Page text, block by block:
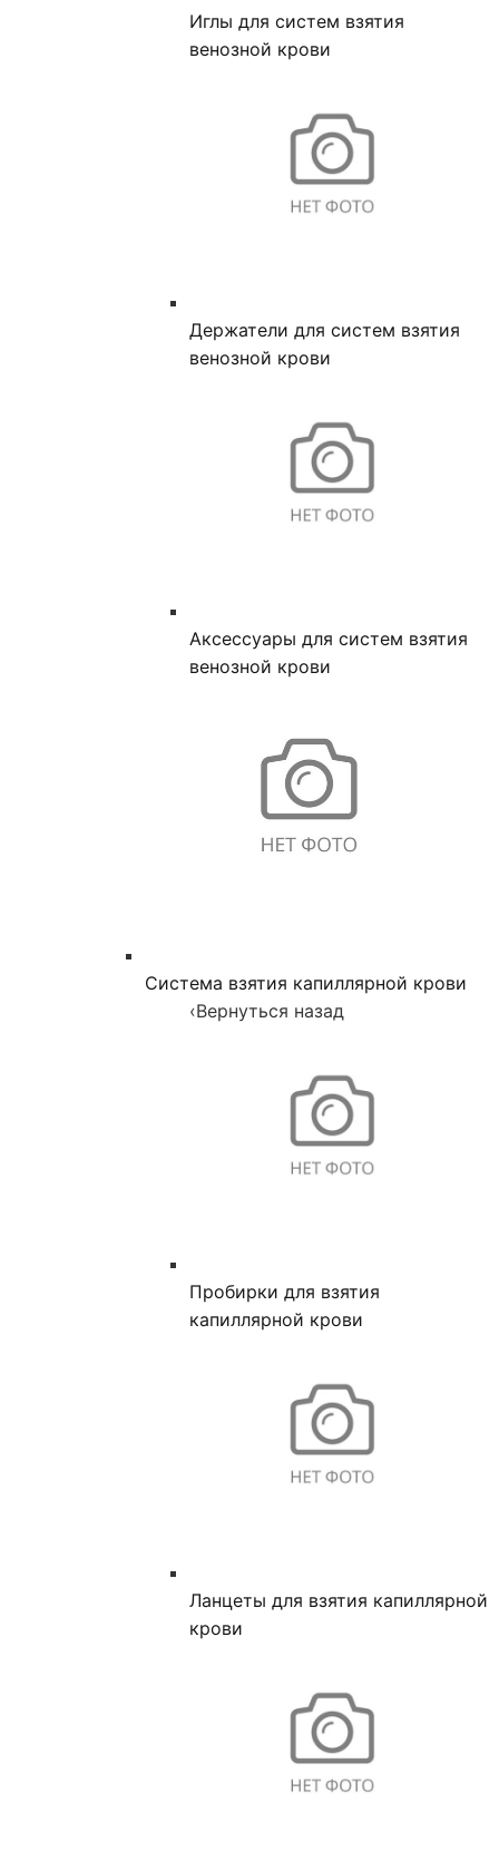
Иглы для систем взятия
венозной крови
Держатели для систем взятия
венозной крови
Аксессуары для систем взятия
венозной крови
Система взятия капиллярной крови
‹Вернуться назад
Пробирки для взятия
капиллярной крови
Ланцеты для взятия капиллярной
крови